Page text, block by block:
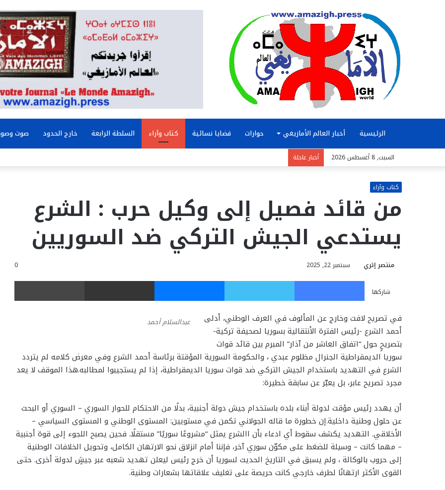
الرئيسية أخبار العالم الأمازيغي حوارات قضايا نسائية كتاب وآراء السلطة الرابعة خارج الحدود صوت
السبت, 8 أغسطس 2026 أخبار عاجلة
كتاب وآراء
من قائد فصيل إلى وكيل حرب : الشرع
يستدعي الجيش التركي ضد السوريين
منتصر إثري سبتمبر 22, 2025 0
شاركها
فيسبوك تويتر ماسنجر مشاركة عبر البريد
عبدالسلام أحمد
في تصريح لافت وخارج عن المألوف في العرف الوطني، أدلى
أحمد الشرع -رئيس الفترة الأنتقالية بسوريا لصحيفة تركية-
بتصريحٍ حول “اتفاق العاشر من آذار” المبرم بين قائد قوات
سوريا الديمقراطية الجنرال مظلوم عبدي ، والحكومة السورية المؤقتة برئاسة أحمد الشرع وفي معرض كلامه لم يتردد
الشرع في التهديد باستخدام الجيش التركي ضد قوات سوريا الديمقراطية، إذا لم يستجيبوا لمطالبه.هذا الموقف لا يعد
مجرد تصريح عابر، بل يعبّر عن سابقة خطيرة:
أن يهدد رئيس مؤقت لدولة أبناء بلده باستخدام جيش دولة أجنبية، بدلًا من الاحتكام للحوار السوري – السوري أو البحث
عن حلول وطنية داخلية.إن خطورة ما قاله الجولاني تكمن في مستويين: المستوى الوطني و المستوى السياسي –
الأخلاقي. التهديد يكشف سقوط أي ادعاء بأن االشرع يمثل “مشروعًا سوريًا” مستقلًا. فحين يصبح اللجوء إلى قوة أجنبية
– مهما كانت – وسيلة للضغط على مكوّن سوري آخر، فإننا أمام انزلاق نحو الارتهان الكامل، وتحويل الخلافات الوطنية
إلى حروب بالوكالة ، ولم يسبق في التاريخ الحديث لسوريا أن خرج رئيس ليعلن تهديد شعبه عبر جيشٍ لدولة أخرى. حتى
القوى الأكثر ارتهانًا لطرف خارجي كانت حريصة على تغليف علاقاتها بشعارات وطنية.